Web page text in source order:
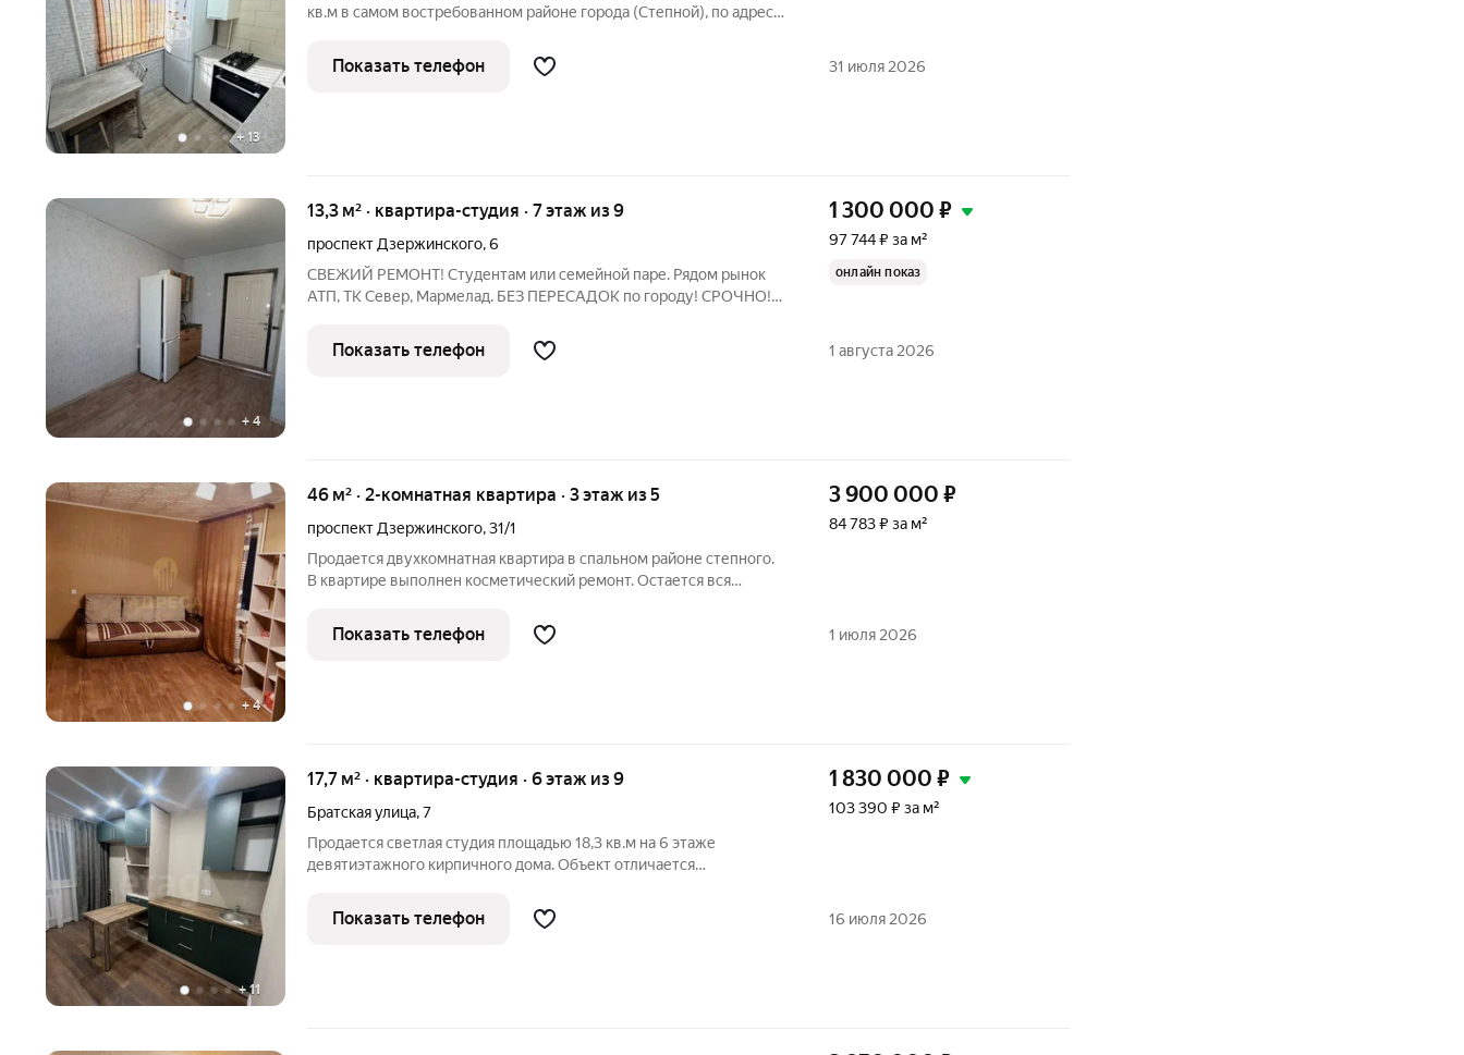
+ 13
кв.м в самом востребованном районе города (Степной), по адресу:
балконами): уютная кухня, две изолированные комнаты с выходом
Показать телефон 31 июля 2026
+ 4
13,3 м² · квартира-студия · 7 этаж из 9
проспект Дзержинского,6
СВЕЖИЙ РЕМОНТ! Студентам или семейной паре. Рядом рынок
АТП, ТК Север, Мармелад. БЕЗ ПЕРЕСАДОК по городу! СРОЧНО!
Почему это ЛУЧШЕЕ предложение на рынке: ЛОКАЦИЯ ТОП:
Проспект Дзержинского
1 300 000 ₽
97 744 ₽ за м²
онлайн показ
Показать телефон 1 августа 2026
+4
46 м² · 2-комнатная квартира · 3 этаж из 5
проспект Дзержинского,31/1
Продается двухкомнатная квартира в спальном районе степного.
В квартире выполнен косметический ремонт. Остается вся
ИНФРАСТРУКТУРА: -остановки в любую часть города. - школа
прям за домом -детские сады -
3 900 000 ₽
84 783 ₽ за м²
Показать телефон 1 июля 2026
+11
17,7 м² · квартира-студия · 6 этаж из 9
Братская улица,7
Продается светлая студия площадью 18,3 кв.м на 6 этаже
девятиэтажного кирпичного дома. Объект отличается
дизайнерскому ремонту с применением качественных
материалов. В отделке использованы влагостойкий
1 830 000 ₽
103 390 ₽ за м²
Показать телефон 16 июля 2026